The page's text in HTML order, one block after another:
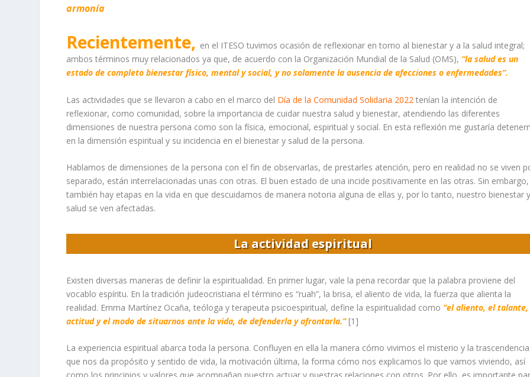
armonía
Recientemente, en el ITESO tuvimos ocasión de reflexionar en torno al bienestar y a la salud integral;
ambos términos muy relacionados ya que, de acuerdo con la Organización Mundial de la Salud (OMS), “la salud es un
estado de completo bienestar físico, mental y social, y no solamente la ausencia de afecciones o enfermedades”.
Las actividades que se llevaron a cabo en el marco del Día de la Comunidad Solidaria 2022 tenían la intención de
reflexionar, como comunidad, sobre la importancia de cuidar nuestra salud y bienestar, atendiendo las diferentes
dimensiones de nuestra persona como son la física, emocional, espiritual y social. En esta reflexión me gustaría
en la dimensión espiritual y su incidencia en el bienestar y salud de la persona.
Hablamos de dimensiones de la persona con el fin de observarlas, de prestarles atención, pero en realidad no se viven
separado, están interrelacionadas unas con otras. El buen estado de una incide positivamente en las otras. Sin embargo,
también hay etapas en la vida en que descuidamos de manera notoria alguna de ellas y, por lo tanto, nuestro bienestar y
salud se ven afectadas.
La actividad espiritual
Existen diversas maneras de definir la espiritualidad. En primer lugar, vale la pena recordar que la palabra proviene del
vocablo espíritu. En la tradición judeocristiana el término es “ruah”, la brisa, el aliento de vida, la fuerza que alienta la
realidad. Emma Martínez Ocaña, teóloga y terapeuta psicoespiritual, define la espiritualidad como “el aliento, el
actitud y el modo de situarnos ante la vida, de defenderla y afrontarla.” [1]
La experiencia espiritual abarca toda la persona. Confluyen en ella la manera cómo vivimos el misterio y la
que nos da propósito y sentido de vida, la motivación última, la forma cómo nos explicamos lo que vamos viviendo, así